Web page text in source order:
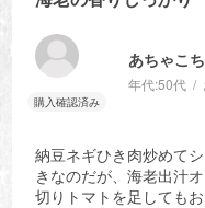
あちゃこ
年代:50代
納豆ネギひき肉炒めて
きなのだが、海老出汁
切りトマトを足してもお